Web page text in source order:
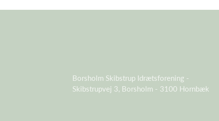
Borsholm Skibstrup Idrætsforening -
Skibstrupvej 3, Borsholm - 3100 Hornbæk